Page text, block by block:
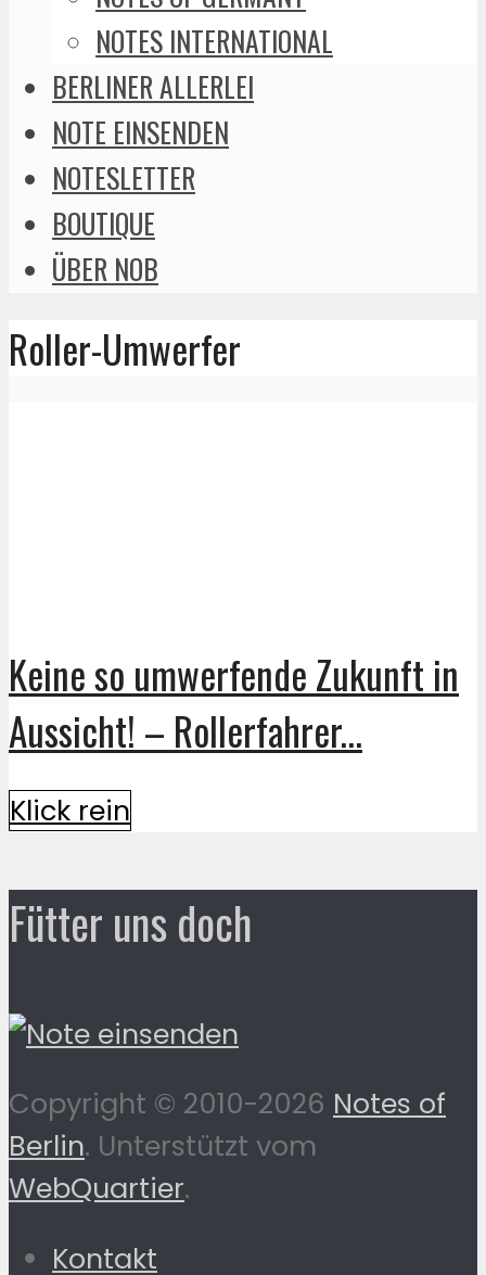
NOTES INTERNATIONAL
BERLINER ALLERLEI
NOTE EINSENDEN
NOTESLETTER
BOUTIQUE
ÜBER NOB
Roller-Umwerfer
Keine so umwerfende Zukunft in
Aussicht! – Rollerfahrer...
Klick rein
Fütter uns doch
Copyright © 2010-2026 Notes of
Berlin. Unterstützt vom
WebQuartier.
Kontakt